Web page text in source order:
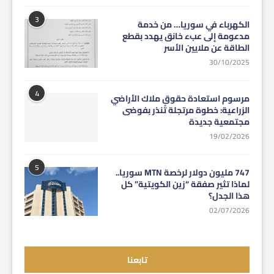
3 الكهرباء في سوريا… من خدمة
مدعومة إلى عبء خانق يهدد بقطع
الطاقة عن ملايين الأسر
30/10/2025
4 مرسوم استعادة حقوق ملاك الأراضي
الزراعية: خطوة مرتجلة تُنذر بفوضى
مجتمعية جديدة
19/02/2026
5 747 مليون دولار لرخصة MTN سوريا..
لماذا تثير صفقة “زين الكويتية” كل
هذا الجدل؟
02/07/2026
تابعنا